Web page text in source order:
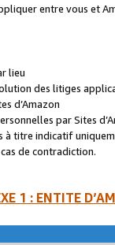
entre vous et
lieu
des litiges
d’Amazon
par Sites
à titre indicatif
de contradiction.
1 : ENTITE